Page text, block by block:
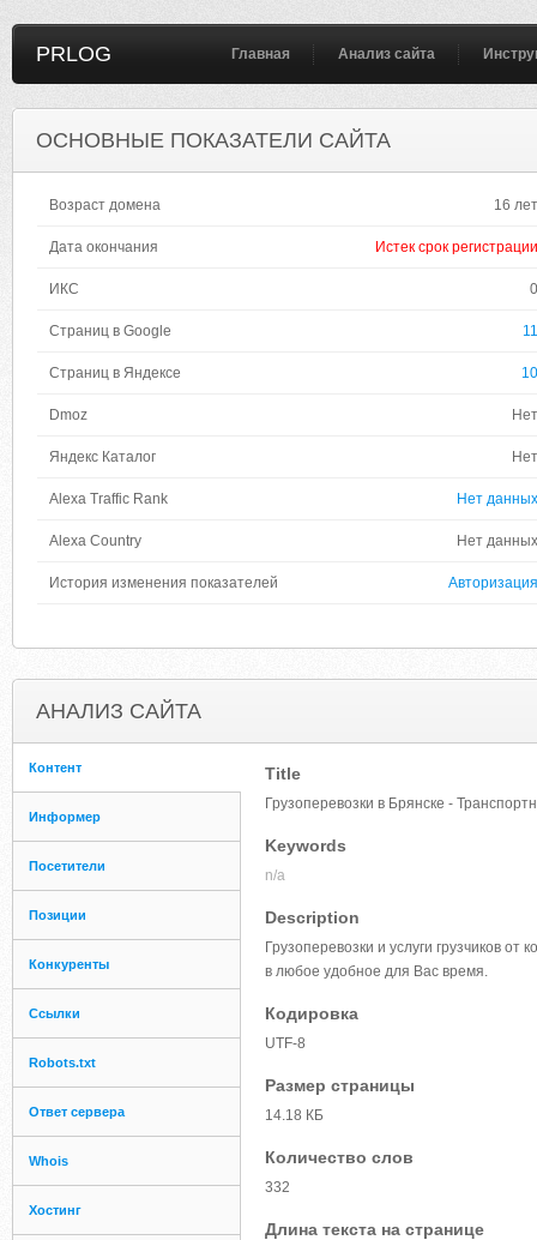
PRLOG Главная Анализ сайта
ОСНОВНЫЕ ПОКАЗАТЕЛИ САЙТА
Возраст домена 16 лет
Дата окончания Истек срок регистрации
ИКС 0
Страниц в Google 11
Страниц в Яндексе 10
Dmoz Нет
Яндекс Каталог Нет
Alexa Traffic Rank Нет данных
Alexa Country Нет данных
История изменения показателей Авторизация
АНАЛИЗ САЙТА
Контент
Информер
Посетители
Позиции
Конкуренты
Ссылки
Robots.txt
Ответ сервера
Whois
Хостинг
Title
Грузоперевозки в Брянске -
Keywords
n/a
Description
Грузоперевозки и услуги грузчиков
в любое удобное для Вас время.
Кодировка
UTF-8
Размер страницы
14.18 КБ
Количество слов
332
Длина текста на странице